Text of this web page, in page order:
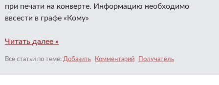
при печати на конверте. Информацию необходимо
ввсести в графе «Кому»
Читать далее »
Добавить Комментарий Получатель